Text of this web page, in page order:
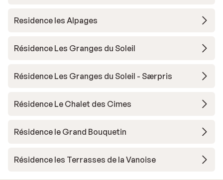
Residence les Alpages
Résidence Les Granges du Soleil
Résidence Les Granges du Soleil - Særpris
Résidence Le Chalet des Cimes
Résidence le Grand Bouquetin
Résidence les Terrasses de la Vanoise